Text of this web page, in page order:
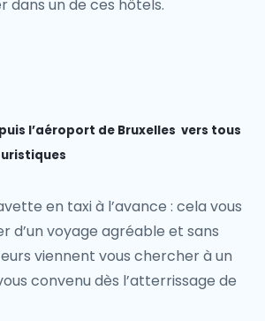
dans un de ces hôtels.
l’aéroport de Bruxelles vers tous
en taxi à l’avance : cela vous
d’un voyage agréable et sans
viennent vous chercher à un
convenu dès l’atterrissage de